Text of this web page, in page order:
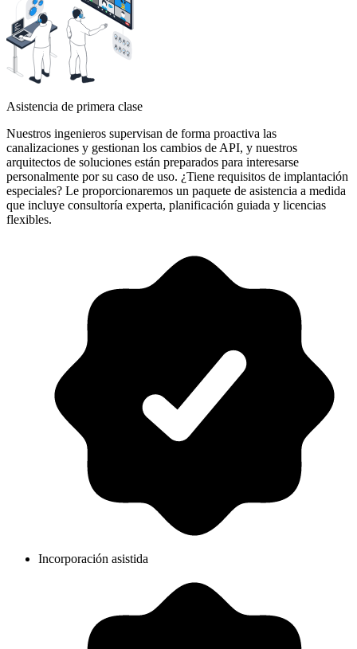
Asistencia de primera clase
Nuestros ingenieros supervisan de forma proactiva las
canalizaciones y gestionan los cambios de API, y nuestros
arquitectos de soluciones están preparados para interesarse
personalmente por su caso de uso. ¿Tiene requisitos de implantación
especiales? Le proporcionaremos un paquete de asistencia a medida
que incluye consultoría experta, planificación guiada y licencias
flexibles.
Incorporación asistida